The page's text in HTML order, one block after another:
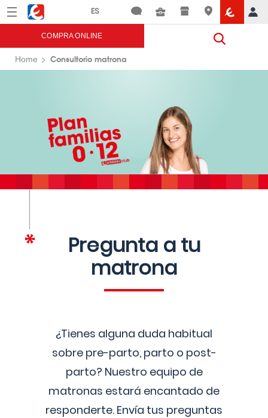
Menú Eroski
COMPRA ONLINE
Home Consultorio matrona
Pregunta a tu
matrona
¿Tienes alguna duda habitual
sobre pre-parto, parto o post-
parto? Nuestro equipo de
matronas estará encantado de
responderte. Envía tus preguntas